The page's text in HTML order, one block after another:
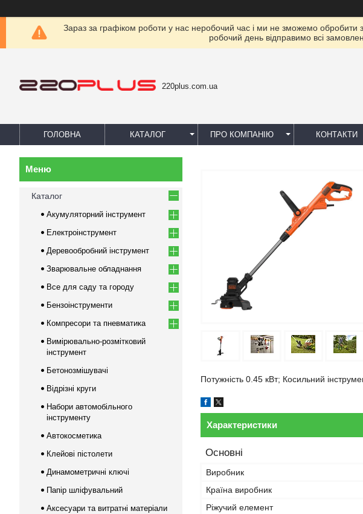
Зараз за графіком роботи у нас неробочий час і ми не зможемо обробити
робочий день відправимо всі
220plus.com.ua
ГОЛОВНА КАТАЛОГ ПРО КОМПАНІЮ КОНТАКТИ
Потужність 0.45 кВт; Косильний
Характеристики
Основні
Виробник
Країна виробник
Ріжучий елемент
Каталог
Акумуляторний інструмент
Електроінструмент
Деревообробний інструмент
Зварювальне обладнання
Все для саду та городу
Бензоінструменти
Компресори та пневматика
Вимірювально-розмітковий
інструмент
Бетонозмішувачі
Відрізні круги
Набори автомобільного
інструменту
Автокосметика
Клейові пістолети
Динамометричні ключі
Папір шліфувальний
Аксесуари та витратні матеріали